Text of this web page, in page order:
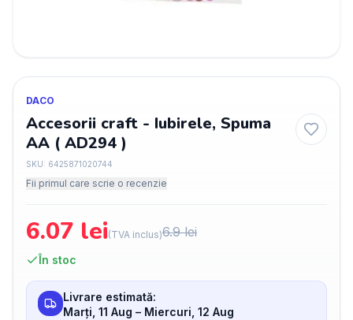
DACO
Accesorii craft - Iubirele, Spuma
AA ( AD294 )
SKU: 6425871020744
Fii primul care scrie o recenzie
6.07 lei(TVA inclus)6.9lei
În stoc
Livrare estimată:
Marți, 11 Aug – Miercuri, 12 Aug